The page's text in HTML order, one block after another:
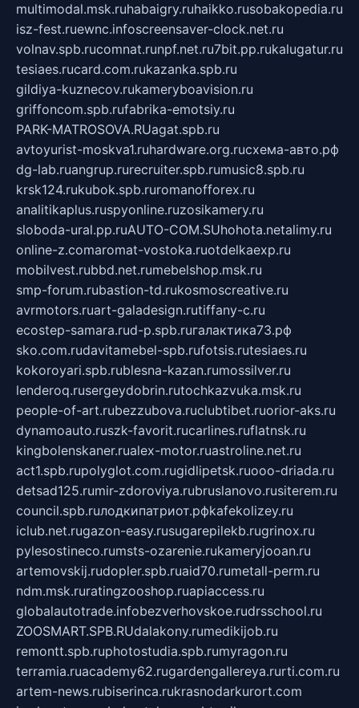
multimodal.msk.ruhabaigry.ruhaikko.rusobakopedia.ru
isz-fest.ruewnc.infoscreensaver-clock.net.ru
volnav.spb.rucomnat.runpf.net.ru7bit.pp.rukalugatur.ru
tesiaes.rucard.com.rukazanka.spb.ru
gildiya-kuznecov.rukameryboavision.ru
griffoncom.spb.rufabrika-emotsiy.ru
PARK-MATROSOVA.RUagat.spb.ru
avtoyurist-moskva1.ruhardware.org.ruсхема-авто.рф
dg-lab.ruangrup.rurecruiter.spb.rumusic8.spb.ru
krsk124.rukubok.spb.ruromanofforex.ru
analitikaplus.ruspyonline.ruzosikamery.ru
sloboda-ural.pp.ruAUTO-COM.SUhohota.netalimy.ru
online-z.comaromat-vostoka.ruotdelkaexp.ru
mobilvest.rubbd.net.rumebelshop.msk.ru
smp-forum.rubastion-td.rukosmoscreative.ru
avrmotors.ruart-galadesign.rutiffany-c.ru
ecostep-samara.rud-p.spb.ruгалактика73.рф
sko.com.rudavitamebel-spb.rufotsis.rutesiaes.ru
kokoroyari.spb.rublesna-kazan.rumossilver.ru
lenderoq.rusergeydobrin.rutochkazvuka.msk.ru
people-of-art.rubezzubova.ruclubtibet.ruorior-aks.ru
dynamoauto.ruszk-favorit.rucarlines.ruflatnsk.ru
kingbolenskaner.rualex-motor.ruastroline.net.ru
act1.spb.rupolyglot.com.rugidlipetsk.ruooo-driada.ru
detsad125.rumir-zdoroviya.rubruslanovo.rusiterem.ru
council.spb.ruлодкипатриот.рфkafekolizey.ru
iclub.net.rugazon-easy.rusugarepilekb.rugrinox.ru
pylesostineco.rumsts-ozarenie.rukameryjooan.ru
artemovskij.rudopler.spb.ruaid70.rumetall-perm.ru
ndm.msk.ruratingzooshop.ruapiaccess.ru
globalautotrade.infobezverhovskoe.rudrsschool.ru
ZOOSMART.SPB.RUdalakony.rumedikijob.ru
remontt.spb.ruphotostudia.spb.rumyragon.ru
terramia.ruacademy62.rugardengallereya.rurti.com.ru
artem-news.rubiserinca.rukrasnodarkurort.com